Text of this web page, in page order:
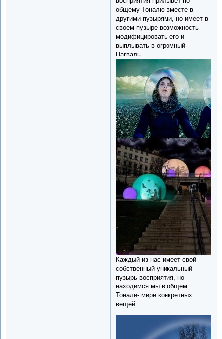
общему Тоналю вместе в
другими пузырями, но имеет в
своем пузыре возможность
модифицировать его и
выплывать в огромный
Нагваль.
Каждый из нас имеет свой
собственный уникальный
пузырь восприятия, но
находимся мы в общем
Тонале- мире конкретных
вещей.